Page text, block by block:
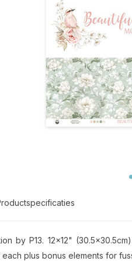
by P13. 12x12"
plus bonus elements for